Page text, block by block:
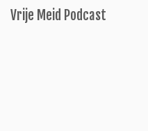
Vrije Meid Podcast